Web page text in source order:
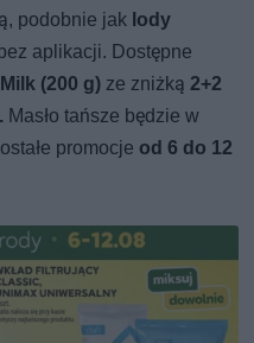
podobnie jak lody
aplikacji. Dostępne
(200 g) ze zniżką2+2
Masło tańsze będzie w
promocje od 6 do 12